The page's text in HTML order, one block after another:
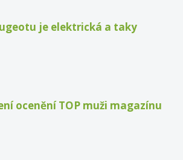
je elektrická a taky
ocenění TOP muži magazínu